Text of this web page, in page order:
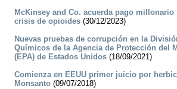
McKinsey and Co. acuerda pago
crisis de opioides (30/12/2023)
Nuevas pruebas de corrupción en la
Químicos de la Agencia de Protección del
(EPA) de Estados Unidos (18/09/2021)
Comienza en EEUU primer juicio por
Monsanto (09/07/2018)